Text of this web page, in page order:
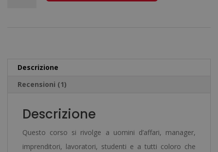
Aziendale
quantità
e
Descrizione
Recensioni (1)
Descrizione
Questo corso si rivolge a uomini d’affari, manager,
imprenditori, lavoratori, studenti e a tutti coloro che